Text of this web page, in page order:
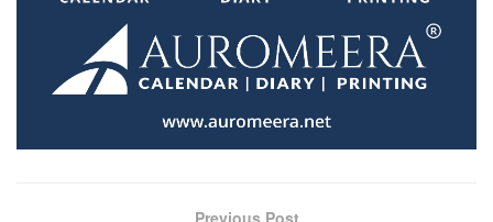
Previous Post